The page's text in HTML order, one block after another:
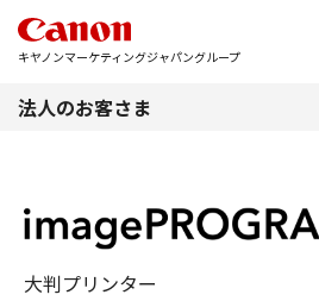
キヤノンマーケティングジャパングループ
法人のお客さま
大判プリンター